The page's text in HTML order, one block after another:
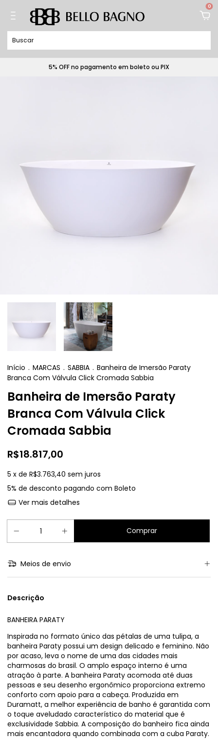
0
5% OFF no pagamento em boleto ou PIX
Início . MARCAS . SABBIA . Banheira de Imersão Paraty
Branca Com Válvula Click Cromada Sabbia
Banheira de Imersão Paraty
Branca Com Válvula Click
Cromada Sabbia
R$18.817,00
5 x de R$3.763,40 sem juros
5% de desconto pagando com Boleto
Ver mais detalhes
Meios de envio
Descrição
BANHEIRA PARATY
Inspirada no formato único das pétalas de uma tulipa, a
banheira Paraty possui um design delicado e feminino. Não
por acaso, leva o nome de uma das cidades mais
charmosas do brasil. O amplo espaço interno é uma
atração à parte. A banheira Paraty acomoda até duas
pessoas e seu desenho ergonômico proporciona extremo
conforto com apoio para a cabeça. Produzida em
Duramatt, a melhor experiência de banho é garantida com
o toque aveludado característico do material que é
exclusividade Sabbia. A composição do banheiro fica ainda
mais encantadora quando combinada com a cuba Paraty.